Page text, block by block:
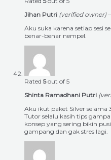
Jihan Putri (verified owner) –
Aku suka karena setiap sesi
benar-benar nempel.
Rated 5out of 5
Shinta Ramadhani Putri
Aku ikut paket Silver
Tutor selalu kasih tips
konsep yang sering bikin
gampang dan gak stres lagi.